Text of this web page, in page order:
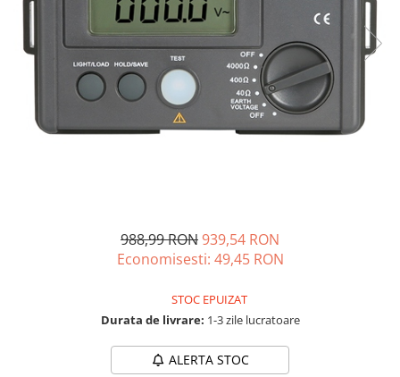
Oscal
Vezi toate statiile
Accesorii Statii de Alimentare
Kituri Generatoare Solare
Cauta dupa capacitate
Cauta dupa marca988,99 RON939,54 RON
Economisesti: 49,45 RON
STOC EPUIZAT
Durata de livrare: 1-3 zile lucratoare
ALERTA STOC